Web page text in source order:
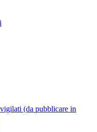
(da pubblicare in